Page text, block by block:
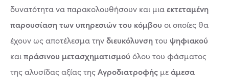
δυνατότητα να παρακολουθήσουν και μιαεκτεταμένη
παρουσίαση των υπηρεσιών του κόμβου οι οποίες θα
έχουν ως αποτέλεσμα τηνδιευκόλυνσητου ψηφιακού
καιπράσινου μετασχηματισμού όλου του φάσματος
της αλυσίδας αξίας τηςΑγροδιατροφής μεάμεσα